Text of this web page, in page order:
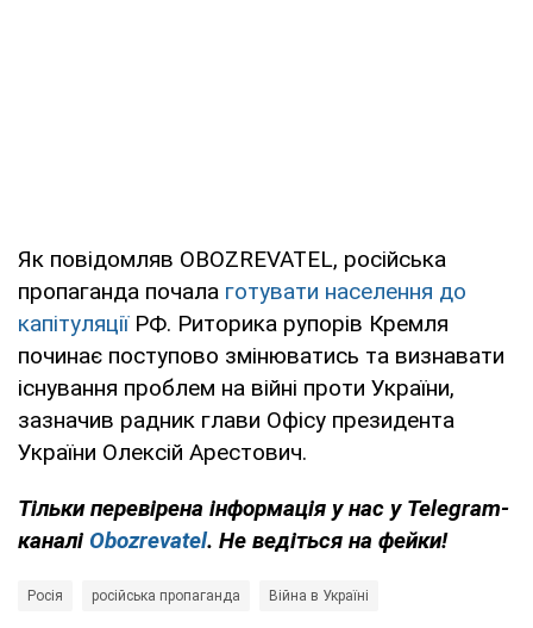
Як повідомляв OBOZREVATEL, російська
пропаганда почала готувати населення до
капітуляціїРФ. Риторика рупорів Кремля
починає поступово змінюватись та визнавати
існування проблем на війні проти України,
зазначив радник глави Офісу президента
України Олексій Арестович.
Тільки перевірена інформація у нас у Telegram-
каналі Obozrevatel. Не ведіться на фейки!
Росія російська пропаганда Війна в Україні